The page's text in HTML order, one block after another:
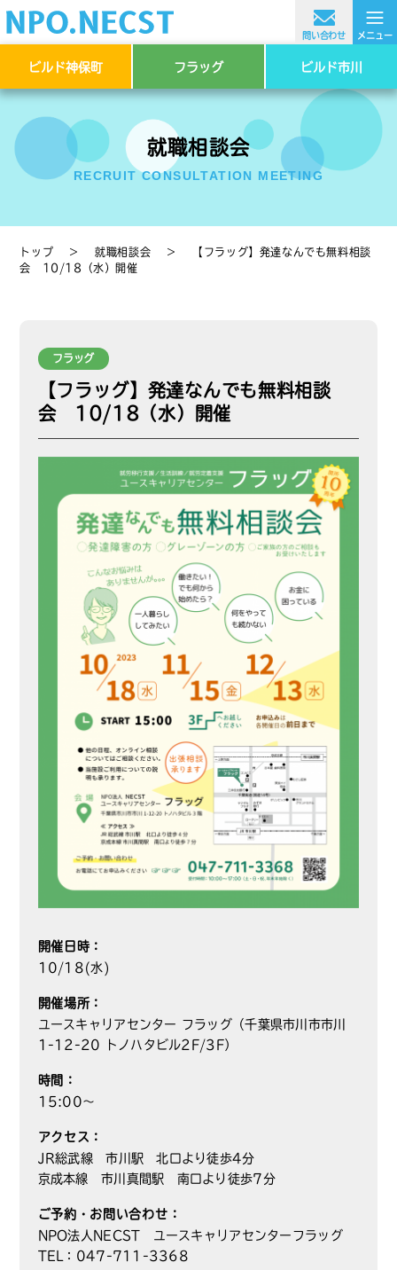
≡
メニュー
問い合わせ
ビルド神保町 フラッグ ビルド市川
就職相談会
RECRUIT CONSULTATION MEETING
トップ ＞就職相談会 ＞
【フラッグ】発達なんでも無料相談
会 10/18（水）開催
フラッグ
【フラッグ】発達なんでも無料相談
会 10/18（水）開催
開催日時：
10/18(水)
開催場所：
ユースキャリアセンター フラッグ（千葉県市川市市川
1-12-20 トノハタビル2F/3F）
時間：
15:00～
アクセス：
JR総武線 市川駅 北口より徒歩4分
京成本線 市川真間駅 南口より徒歩7分
ご予約・お問い合わせ：
NPO法人NECST ユースキャリアセンターフラッグ
TEL：047-711-3368